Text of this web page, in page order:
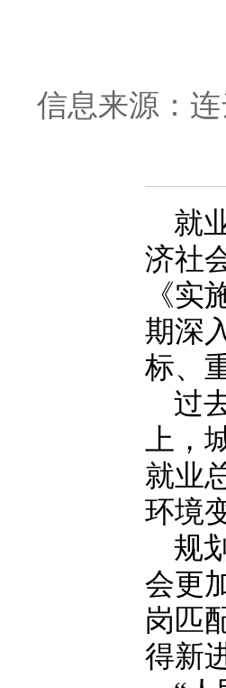
信息来源：
就
济社
《实
期深
标、
过
上，
就业
环境
规
会更
岗匹
得新